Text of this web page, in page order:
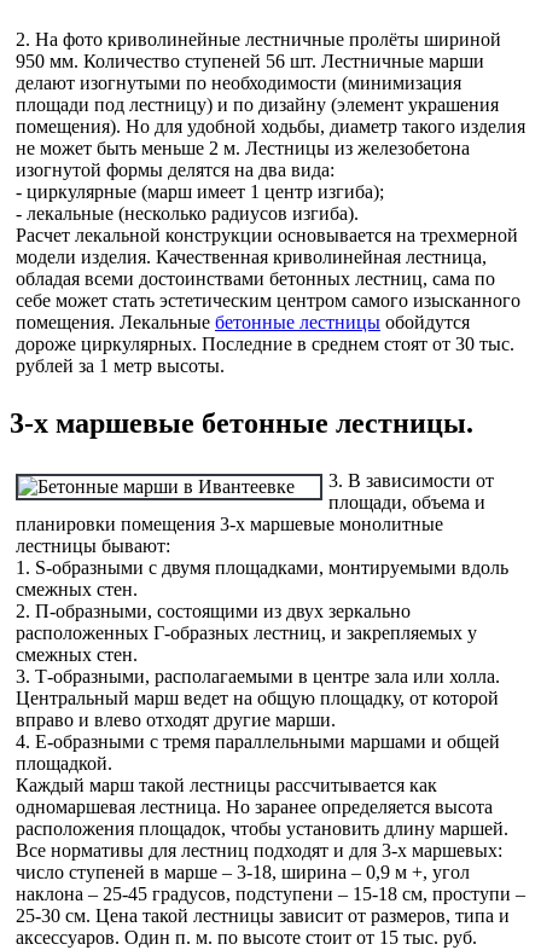
2. На фото криволинейные лестничные пролёты шириной
950 мм. Количество ступеней 56 шт. Лестничные марши
делают изогнутыми по необходимости (минимизация
площади под лестницу) и по дизайну (элемент украшения
помещения). Но для удобной ходьбы, диаметр такого изделия
не может быть меньше 2 м. Лестницы из железобетона
изогнутой формы делятся на два вида:
- циркулярные (марш имеет 1 центр изгиба);
- лекальные (несколько радиусов изгиба).
Расчет лекальной конструкции основывается на трехмерной
модели изделия. Качественная криволинейная лестница,
обладая всеми достоинствами бетонных лестниц, сама по
себе может стать эстетическим центром самого изысканного
помещения. Лекальные бетонные лестницы обойдутся
дороже циркулярных. Последние в среднем стоят от 30 тыс.
рублей за 1 метр высоты.
3-х маршевые бетонные лестницы.
3. В зависимости от
площади, объема и
планировки помещения 3-х маршевые монолитные
лестницы бывают:
1. S-образными с двумя площадками, монтируемыми вдоль
смежных стен.
2. П-образными, состоящими из двух зеркально
расположенных Г-образных лестниц, и закрепляемых у
смежных стен.
3. Т-образными, располагаемыми в центре зала или холла.
Центральный марш ведет на общую площадку, от которой
вправо и влево отходят другие марши.
4. Е-образными с тремя параллельными маршами и общей
площадкой.
Каждый марш такой лестницы рассчитывается как
одномаршевая лестница. Но заранее определяется высота
расположения площадок, чтобы установить длину маршей.
Все нормативы для лестниц подходят и для 3-х маршевых:
число ступеней в марше – 3-18, ширина – 0,9 м +, угол
наклона – 25-45 градусов, подступени – 15-18 см, проступи –
25-30 см. Цена такой лестницы зависит от размеров, типа и
аксессуаров. Один п. м. по высоте стоит от 15 тыс. руб.